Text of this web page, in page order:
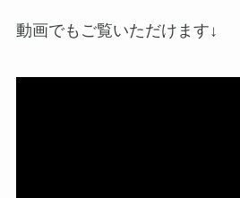
動画でもご覧いただけます↓